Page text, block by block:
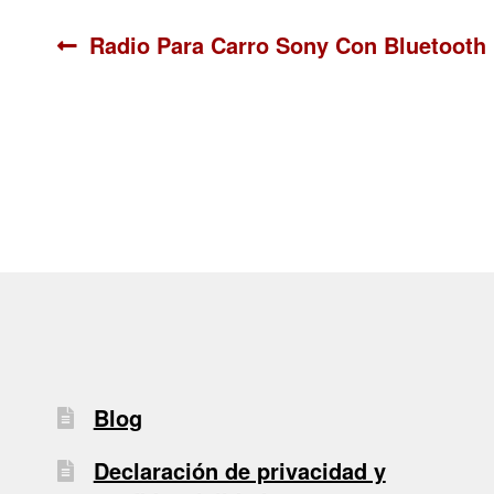
Navegación
Anterior:
Radio Para Carro Sony Con Bluetooth
Blog
Declaración de privacidad y